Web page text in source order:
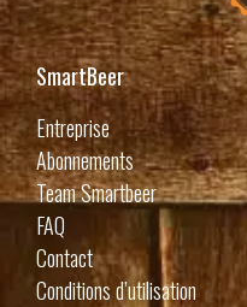
SmartBeer
Entreprise
Abonnements
Team Smartbeer
FAQ
Contact
Conditions d’utilisation